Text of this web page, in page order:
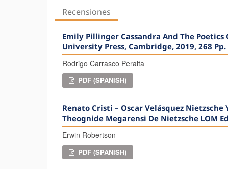
Recensiones
Emily Pillinger Cassandra And The
University Press, Cambridge, 2019, 268 Pp.
Rodrigo Carrasco Peralta
PDF (SPANISH)
Renato Cristi – Oscar Velásquez
Theognide Megarensi De Nietzsche LOM
Erwin Robertson
PDF (SPANISH)